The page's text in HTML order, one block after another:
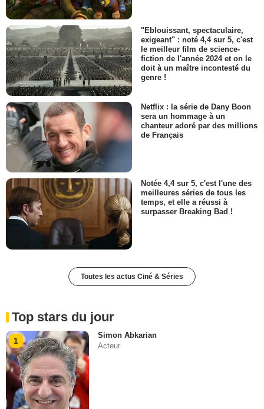
"Eblouissant, spectaculaire,
exigeant" : noté 4,4 sur 5, c'est
le meilleur film de science-
fiction de l'année 2024 et on le
doit à un maître incontesté du
genre !
Netflix : la série de Dany Boon
sera un hommage à un
chanteur adoré par des millions
de Français
Notée 4,4 sur 5, c'est l'une des
meilleures séries de tous les
temps, et elle a réussi à
surpasser Breaking Bad !
Toutes les actus Ciné & Séries
Top stars du jour
1
Simon Abkarian
Acteur